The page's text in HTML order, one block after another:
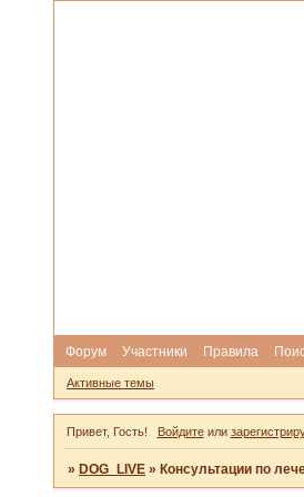
Форум Участники Правила
Активные темы
Привет, Гость! Войдитеили
»DOG_LIVE »Консультации по